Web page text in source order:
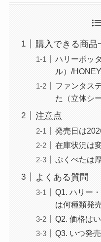
購入できる商品
ハリーポッ
ル）/
ファンタス
た（立体シ
注意点
発売日は
在庫状況は
ぷくぺたは
よくある質問
Q1. ハリー
は何種類発
Q2. 価格は
Q3. いつ発